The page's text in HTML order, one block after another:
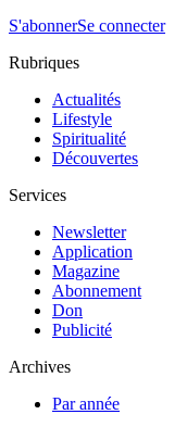
S'abonnerSe connecter
Rubriques
Actualités
Lifestyle
Spiritualité
Découvertes
Services
Newsletter
Application
Magazine
Abonnement
Don
Publicité
Archives
Par année